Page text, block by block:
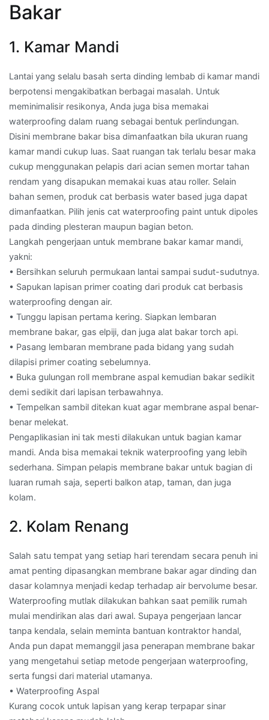
Bakar
1. Kamar Mandi
Lantai yang selalu basah serta dinding lembab di kamar mandi
berpotensi mengakibatkan berbagai masalah. Untuk
meminimalisir resikonya, Anda juga bisa memakai
waterproofing dalam ruang sebagai bentuk perlindungan.
Disini membrane bakar bisa dimanfaatkan bila ukuran ruang
kamar mandi cukup luas. Saat ruangan tak terlalu besar maka
cukup menggunakan pelapis dari acian semen mortar tahan
rendam yang disapukan memakai kuas atau roller. Selain
bahan semen, produk cat berbasis water based juga dapat
dimanfaatkan. Pilih jenis cat waterproofing paint untuk dipoles
pada dinding plesteran maupun bagian beton.
Langkah pengerjaan untuk membrane bakar kamar mandi,
yakni:
• Bersihkan seluruh permukaan lantai sampai sudut-sudutnya.
• Sapukan lapisan primer coating dari produk cat berbasis
waterproofing dengan air.
• Tunggu lapisan pertama kering. Siapkan lembaran
membrane bakar, gas elpiji, dan juga alat bakar torch api.
• Pasang lembaran membrane pada bidang yang sudah
dilapisi primer coating sebelumnya.
• Buka gulungan roll membrane aspal kemudian bakar sedikit
demi sedikit dari lapisan terbawahnya.
• Tempelkan sambil ditekan kuat agar membrane aspal benar-
benar melekat.
Pengaplikasian ini tak mesti dilakukan untuk bagian kamar
mandi. Anda bisa memakai teknik waterproofing yang lebih
sederhana. Simpan pelapis membrane bakar untuk bagian di
luaran rumah saja, seperti balkon atap, taman, dan juga
kolam.
2. Kolam Renang
Salah satu tempat yang setiap hari terendam secara penuh ini
amat penting dipasangkan membrane bakar agar dinding dan
dasar kolamnya menjadi kedap terhadap air bervolume besar.
Waterproofing mutlak dilakukan bahkan saat pemilik rumah
mulai mendirikan alas dari awal. Supaya pengerjaan lancar
tanpa kendala, selain meminta bantuan kontraktor handal,
Anda pun dapat memanggil jasa penerapan membrane bakar
yang mengetahui setiap metode pengerjaan waterproofing,
serta fungsi dari material utamanya.
• Waterproofing Aspal
Kurang cocok untuk lapisan yang kerap terpapar sinar